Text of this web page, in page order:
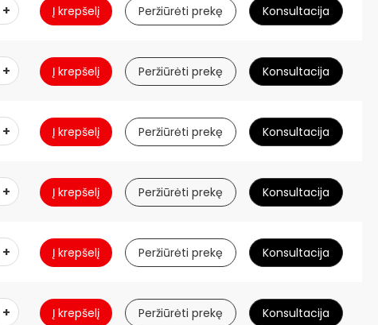
+ Į krepšelį Peržiūrėti prekę Konsultacija
+ Į krepšelį Peržiūrėti prekę Konsultacija
+ Į krepšelį Peržiūrėti prekę Konsultacija
+ Į krepšelį Peržiūrėti prekę Konsultacija
+ Į krepšelį Peržiūrėti prekę Konsultacija
+ Į krepšelį Peržiūrėti prekę Konsultacija